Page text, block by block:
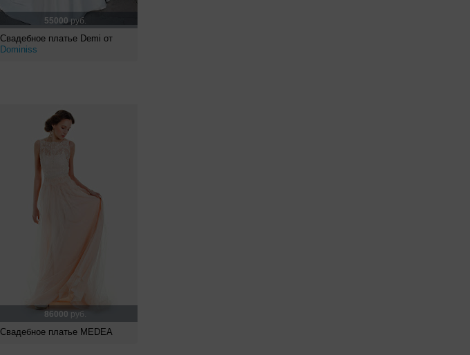
55000руб.
Свадебное платье Demi от
Dominiss
86000 руб.
Свадебное платье MEDEA